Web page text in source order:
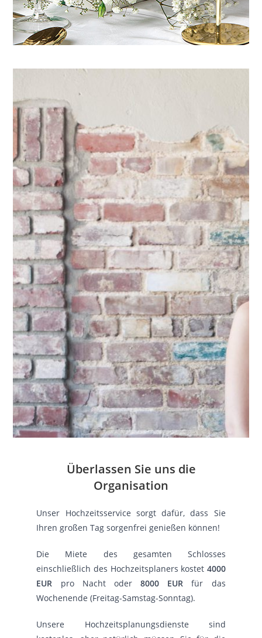
Überlassen Sie uns die
Organisation
Unser Hochzeitsservice sorgt dafür, dass Sie
Ihren großen Tag sorgenfrei genießen können!
Die Miete des gesamten Schlosses
einschließlich des Hochzeitsplaners kostet 4000
EUR pro Nacht oder8000 EUR für das
Wochenende (Freitag-Samstag-Sonntag).
Unsere Hochzeitsplanungsdienste sind